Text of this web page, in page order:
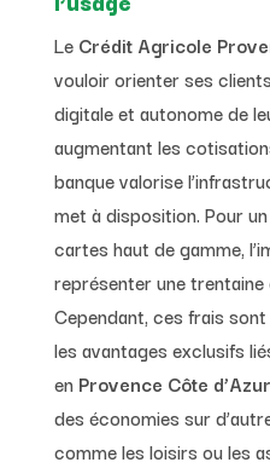
Le Crédit Agricole
vouloir orienter ses
digitale et autonome de
augmentant les
banque valorise
met à disposition. Pour
cartes haut de gamme,
représenter une trentaine
Cependant, ces frais
les avantages exclusifs
en Provence Côte d’Azur
des économies sur
comme les loisirs ou les